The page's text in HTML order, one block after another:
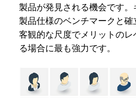
製品が発見される機会です。
製品仕様のベンチマークと確
客観的な尺度でメリットの
る場合に最も強力です。